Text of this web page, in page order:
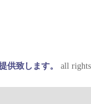
供致します。
all rights